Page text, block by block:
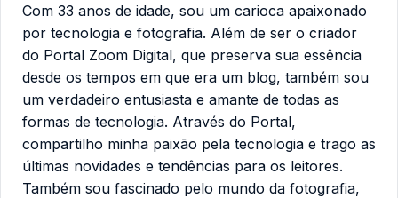
Com 33 anos de idade, sou um carioca apaixonado
por tecnologia e fotografia. Além de ser o criador
do Portal Zoom Digital, que preserva sua essência
desde os tempos em que era um blog, também sou
um verdadeiro entusiasta e amante de todas as
formas de tecnologia. Através do Portal,
compartilho minha paixão pela tecnologia e trago as
últimas novidades e tendências para os leitores.
Também sou fascinado pelo mundo da fotografia,